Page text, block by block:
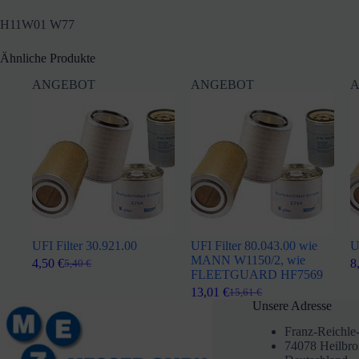
H11W01 W77
Ähnliche Produkte
ANGEBOT
UFI Filter 30.921.00
5,40€
Ursprünglicher
5,40 €
4,50 €Aktueller
4,50 €.
ANGEBOT
UFI Filter 80.043.00 wie
MANN W1150/2, wie
FLEETGUARD HF7569
15,61€
Ursprünglicher
13,01€Aktueller
Unsere Adresse
Franz-
74078